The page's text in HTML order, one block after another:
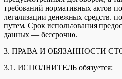
требований нормативных актов
легализации денежных средств,
путем. Срок использования
данных — бессрочно.
3. ПРАВА И ОБЯЗАННОСТИ
3.1. ИСПОЛНИТЕЛЬ обязуется: